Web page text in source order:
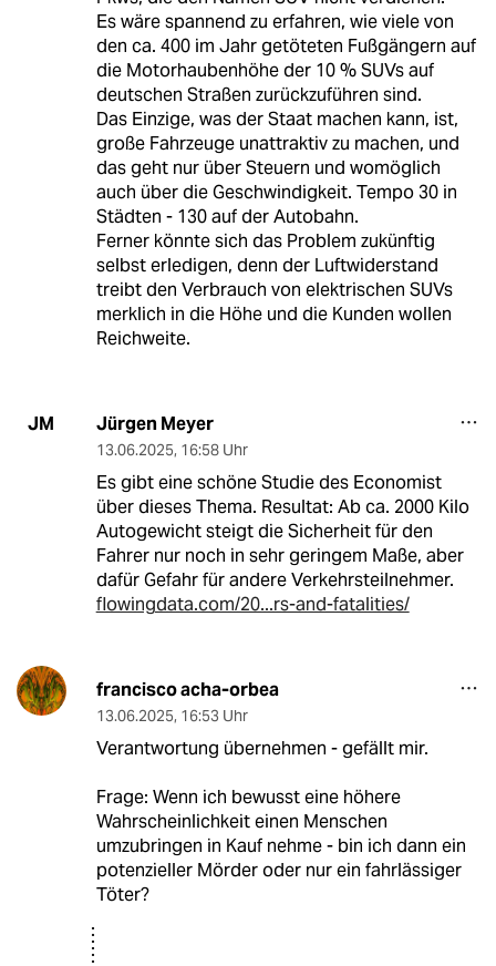
Es wäre spannend zu erfahren, wie viele von
den ca. 400 im Jahr getöteten Fußgängern auf
die Motorhaubenhöhe der 10 % SUVs auf
deutschen Straßen zurückzuführen sind.
Das Einzige, was der Staat machen kann, ist,
große Fahrzeuge unattraktiv zu machen, und
das geht nur über Steuern und womöglich
auch über die Geschwindigkeit. Tempo 30 in
Städten - 130 auf der Autobahn.
Ferner könnte sich das Problem zukünftig
selbst erledigen, denn der Luftwiderstand
treibt den Verbrauch von elektrischen SUVs
merklich in die Höhe und die Kunden wollen
Reichweite.
JM Jürgen Meyer
13.06.2025, 16:58 Uhr
Es gibt eine schöne Studie des Economist
über dieses Thema. Resultat: Ab ca. 2000 Kilo
Autogewicht steigt die Sicherheit für den
Fahrer nur noch in sehr geringem Maße, aber
dafür Gefahr für andere Verkehrsteilnehmer.
flowingdata.com/20...rs-and-fatalities/
francisco acha-orbea
13.06.2025, 16:53 Uhr
Verantwortung übernehmen - gefällt mir.
Frage: Wenn ich bewusst eine höhere
Wahrscheinlichkeit einen Menschen
umzubringen in Kauf nehme - bin ich dann ein
potenzieller Mörder oder nur ein fahrlässiger
Töter?